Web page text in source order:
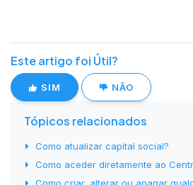
Tópicos relacionados
Como atualizar capital social?
Como aceder diretamente ao
Este artigo foi Útil?
SIM NÃO